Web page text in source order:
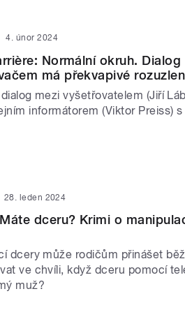
4. únor 2024
Normální okruh.
má překvapivé
mezi vyšetřovatelem (Jiří
informátorem (Viktor Preiss)
28. leden 2024
dceru? Krimi o
dcery může rodičům přinášet
ve chvíli, když dceru pomocí
muž?